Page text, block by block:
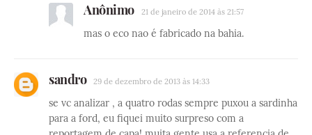
Anônimo 21 de janeiro de 2014 às 21:57
mas o eco nao é fabricado na bahia.
sandro 29 de dezembro de 2013 às 14:33
se vc analizar , a quatro rodas sempre puxou a sardinha
para a ford, eu fiquei muito surpreso com a